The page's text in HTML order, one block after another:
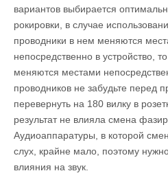
вариантов выбирается
рокировки, в случае
проводники в нем меняются
непосредственно в устройство,
меняются местами
проводников не забудьте перед
перевернуть на 180 вилку в
результат не влияла смена
Аудиоаппаратуры, в которой
слух, крайне мало, поэтому
влияния на звук.